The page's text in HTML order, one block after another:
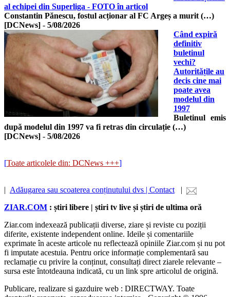
al echipei din Superliga - FOTO în articol
Constantin Pănescu, fostul acționar al FC Argeș a murit (…)
[DCNews] - 5/08/2026
Când expiră
definitiv
buletinul
vechi?
Autoritățile au
decis cine mai
poate avea
modelul din
1997
Buletinul emis
după modelul din 1997 va fi retras din circulație (…)
[DCNews] - 5/08/2026
[Toate articolele din: DCNews +++]
| Adăugarea sau scoaterea conținutului dvs | Contact |
ZIAR.COM : știri libere | știri tv live și știri de ultima oră
Ziar.com indexează publicații diverse, ziare și reviste cu poziții
diferite, existente independent online. Ideile și comentariile
exprimate în aceste articole nu reflectează opiniile Ziar.com și nu pot
fi imputate acestuia. Pentru orice informație complementară sau
reclamație cu privire la conținut, consultați direct ziarele relevante –
sursa este întotdeauna indicată, cu un link spre articolul de origină.
Publicare, realizare si gazduire web : DIRECTWAY. Toate